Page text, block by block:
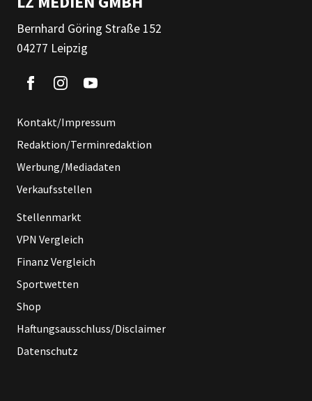
Bernhard Göring Straße 152
04277 Leipzig
Kontakt/Impressum
Redaktion/Terminredaktion
Werbung/Mediadaten
Verkaufsstellen
Stellenmarkt
VPN Vergleich
Finanz Vergleich
Sportwetten
Shop
Haftungsausschluss/Disclaimer
Datenschutz